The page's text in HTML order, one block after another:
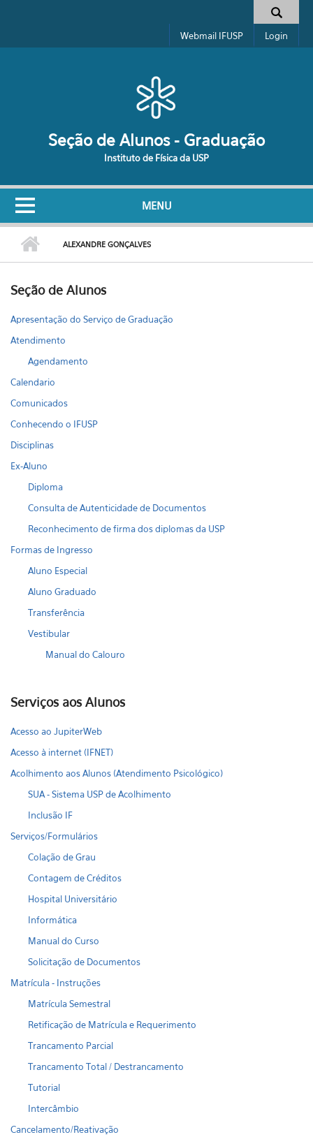
Formulário de busca
Webmail IFUSP Login
Seção de Alunos - Graduação
Instituto de Física da USP
MENU
ALEXANDRE GONÇALVES
Seção de Alunos
Apresentação do Serviço de Graduação
Atendimento
Agendamento
Calendario
Comunicados
Conhecendo o IFUSP
Disciplinas
Ex-Aluno
Diploma
Consulta de Autenticidade de Documentos
Reconhecimento de firma dos diplomas da USP
Formas de Ingresso
Aluno Especial
Aluno Graduado
Transferência
Vestibular
Manual do Calouro
Serviços aos Alunos
Acesso ao JupiterWeb
Acesso à internet (IFNET)
Acolhimento aos Alunos (Atendimento Psicológico)
SUA - Sistema USP de Acolhimento
Inclusão IF
Serviços/Formulários
Colação de Grau
Contagem de Créditos
Hospital Universitário
Informática
Manual do Curso
Solicitação de Documentos
Matrícula - Instruções
Matrícula Semestral
Retificação de Matrícula e Requerimento
Trancamento Parcial
Trancamento Total / Destrancamento
Tutorial
Intercâmbio
Cancelamento/Reativação